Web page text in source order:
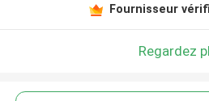
Fournisseur
Regardez